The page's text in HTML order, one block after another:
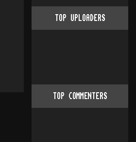
TOP UPLOADERS
TOP COMMENTERS